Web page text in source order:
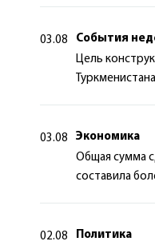
03.08
События
Цель
03.08
Экономика
Общая сумма
составила
02.08
Политика